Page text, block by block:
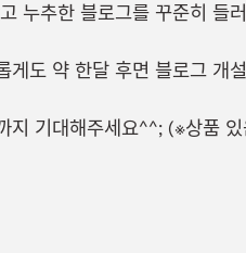
누추한 블로그를 꾸준히 들
게도 약 한달 후면 블로그 개
지 기대해주세요^^; (※상품